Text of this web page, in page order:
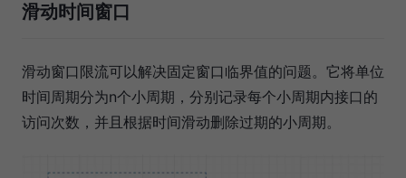
滑动时间窗口
滑动窗口限流可以解决固定窗口临界值的问题。它将单位
时间周期分为n个小周期，分别记录每个小周期内接口的
访问次数，并且根据时间滑动删除过期的小周期。